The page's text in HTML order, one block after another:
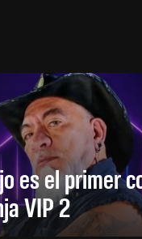
es el primer
VIP 2